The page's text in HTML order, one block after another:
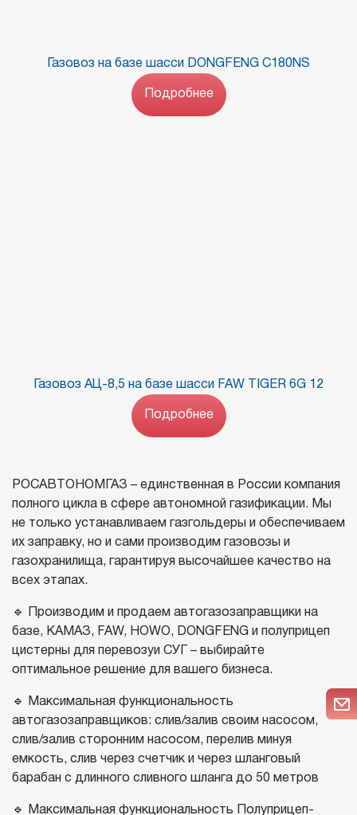
Газовоз на базе шасси DONGFENG С180NS
Подробнее
Газовоз АЦ-8,5 на базе шасси FAW TIGER 6G 12
Подробнее
РОСАВТОНОМГАЗ – единственная в России компания
полного цикла в сфере автономной газификации. Мы
не только устанавливаем газгольдеры и обеспечиваем
их заправку, но и сами производим газовозы и
газохранилища, гарантируя высочайшее качество на
всех этапах.
🔹 Производим и продаем автогазозаправщики на
базе, КАМАЗ, FAW, HOWO, DONGFENG и полуприцеп
цистерны для перевозуи СУГ – выбирайте
оптимальное решение для вашего бизнеса.
🔹 Максимальная функциональность
автогазозаправщиков: слив/залив своим насосом,
слив/залив сторонним насосом, перелив минуя
емкость, слив через счетчик и через шланговый
барабан с длинного сливного шланга до 50 метров
🔹 Максимальная функциональность Полуприцеп-